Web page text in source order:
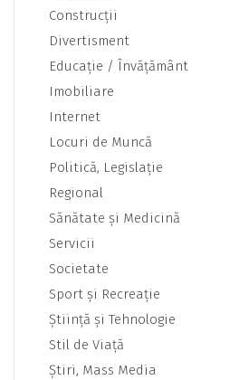
Construcţii
Divertisment
Educaţie / Învăţământ
Imobiliare
Internet
Locuri de Muncă
Politică, Legislaţie
Regional
Sănătate şi Medicină
Servicii
Societate
Sport şi Recreaţie
Ştiinţă şi Tehnologie
Stil de Viaţă
Ştiri, Mass Media